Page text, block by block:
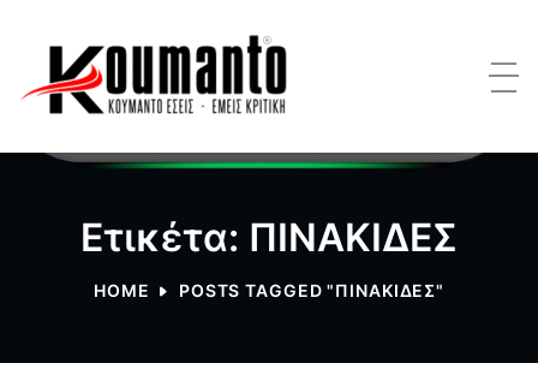
Ετικέτα: ΠΙΝΑΚΙΔΕΣ
HOME POSTS TAGGED "ΠΙΝΑΚΙΔΕΣ"